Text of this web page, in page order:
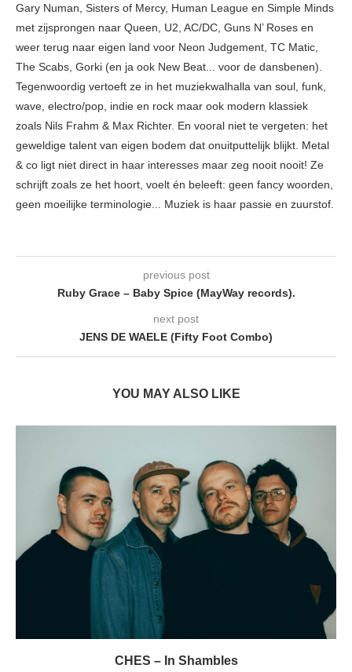
Gary Numan, Sisters of Mercy, Human League en Simple Minds
met zijsprongen naar Queen, U2, AC/DC, Guns N’ Roses en
weer terug naar eigen land voor Neon Judgement, TC Matic,
The Scabs, Gorki (en ja ook New Beat... voor de dansbenen).
Tegenwoordig vertoeft ze in het muziekwalhalla van soul, funk,
wave, electro/pop, indie en rock maar ook modern klassiek
zoals Nils Frahm & Max Richter. En vooral niet te vergeten: het
geweldige talent van eigen bodem dat onuitputtelijk blijkt. Metal
& co ligt niet direct in haar interesses maar zeg nooit nooit! Ze
schrijft zoals ze het hoort, voelt én beleeft: geen fancy woorden,
geen moeilijke terminologie... Muziek is haar passie en zuurstof.
previous post
Ruby Grace – Baby Spice (MayWay records).
next post
JENS DE WAELE (Fifty Foot Combo)
YOU MAY ALSO LIKE
CHES – In Shambles